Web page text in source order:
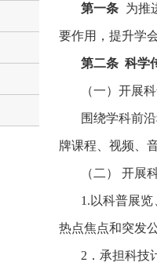
第一条 为推
要作用，提升学
第二条 科学
（一）开展
围绕学科前
牌课程、视频、
（二） 开展
1.以科普展
热点焦点和突发
2．承担科技